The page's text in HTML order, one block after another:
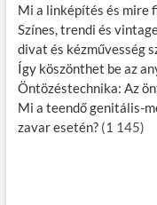
Mi a linképítés és mire
Színes, trendi és
divat és kézművesség
Így köszönthet be az
Öntözéstechnika: Az
Mi a teendő genitális-
zavar esetén? (1 145)